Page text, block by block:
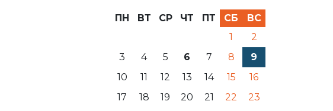
ПН ВТ СР ЧТ ПТ СБ
ВС
1
2
3
4 5 6 7 8
9
10
11 12 13 14 15
16
17
18 19 20 21 22
23